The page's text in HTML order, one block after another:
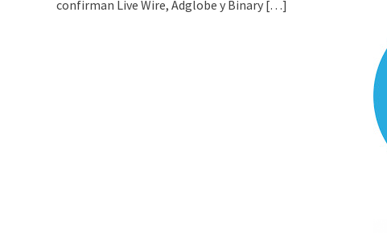
confirman Live Wire, Adglobe y Binary […]